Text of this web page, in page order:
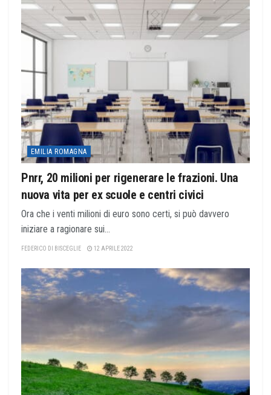
EMILIA ROMAGNA
Pnrr, 20 milioni per rigenerare le frazioni. Una
nuova vita per ex scuole e centri civici
Ora che i venti milioni di euro sono certi, si può davvero
iniziare a ragionare sui...
FEDERICO DI BISCEGLIE 12 APRILE 2022